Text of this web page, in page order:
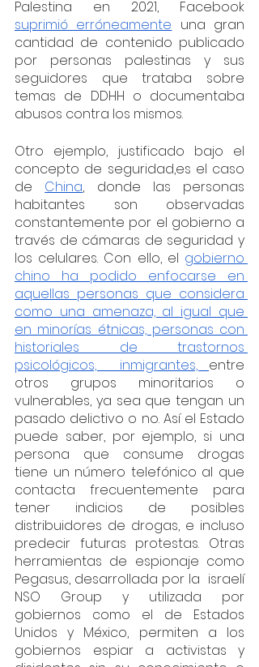
suprimió erróneamente una gran
cantidad de contenido publicado
por personas palestinas y sus
seguidores que trataba sobre
temas de DDHH o documentaba
abusos contra los mismos.
Otro ejemplo, justificado bajo el
concepto de seguridad,es el caso
de China, donde las personas
habitantes son observadas
constantemente por el gobierno a
través de cámaras de seguridad y
los celulares. Con ello, el gobierno
chino ha podido enfocarse en
aquellas personas que considera
como una amenaza, al igual que
en minorías étnicas, personas con
historiales de trastornos
psicológicos,  inmigrantes, entre
otros grupos minoritarios o
vulnerables, ya sea que tengan un
pasado delictivo o no. Así el Estado
puede saber, por ejemplo, si una
persona que consume drogas
tiene un número telefónico al que
contacta frecuentemente para
tener indicios de posibles
distribuidores de drogas, e incluso
predecir futuras protestas. Otras
herramientas de espionaje como
Pegasus, desarrollada por la  israelí
NSO Group y utilizada por
gobiernos como el de Estados
Unidos y México, permiten a los
gobiernos espiar a activistas y